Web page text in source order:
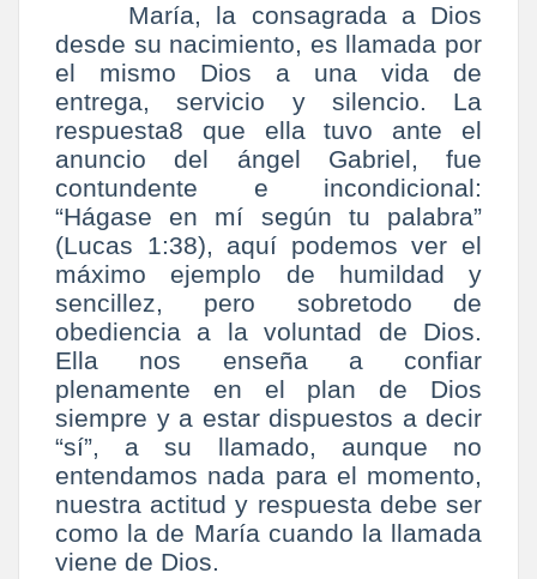
María, la consagrada a Dios
desde su nacimiento, es llamada por
el mismo Dios a una vida de
entrega, servicio y silencio. La
respuesta8 que ella tuvo ante el
anuncio del ángel Gabriel, fue
contundente e incondicional:
“Hágase en mí según tu palabra”
(Lucas 1:38), aquí podemos ver el
máximo ejemplo de humildad y
sencillez, pero sobretodo de
obediencia a la voluntad de Dios.
Ella nos enseña a confiar
plenamente en el plan de Dios
siempre y a estar dispuestos a decir
“sí”, a su llamado, aunque no
entendamos nada para el momento,
nuestra actitud y respuesta debe ser
como la de María cuando la llamada
viene de Dios.